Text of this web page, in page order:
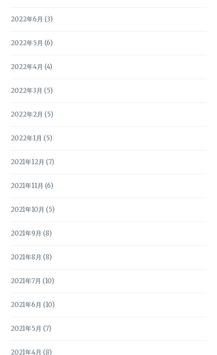
2022年6月 (3)
2022年5月 (6)
2022年4月 (4)
2022年3月 (5)
2022年2月 (5)
2022年1月 (5)
2021年12月 (7)
2021年11月 (6)
2021年10月 (5)
2021年9月 (8)
2021年8月 (8)
2021年7月 (10)
2021年6月 (10)
2021年5月 (7)
2021年4月 (8)